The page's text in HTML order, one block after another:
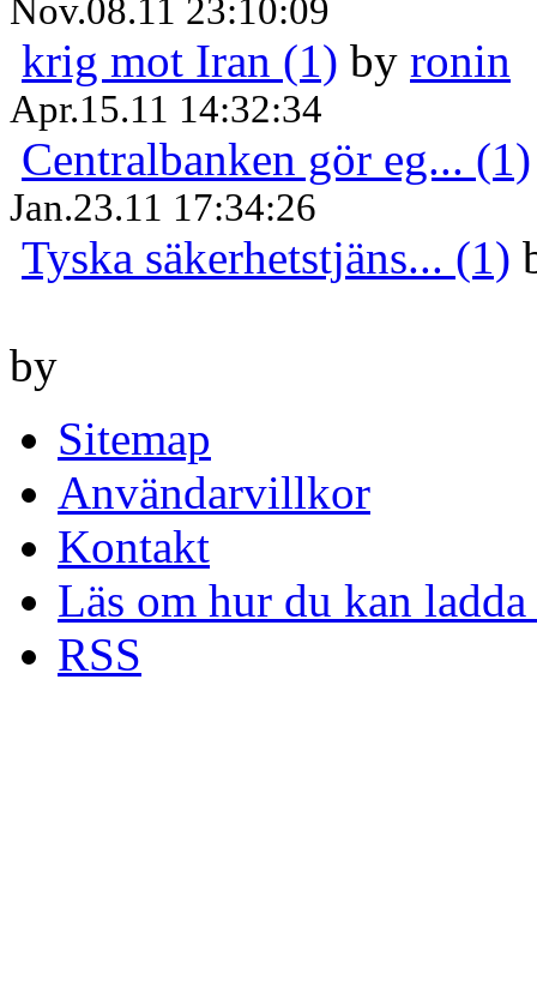
Nov.08.11 23:10:09
krig mot Iran (1) by ronin
Apr.15.11 14:32:34
Centralbanken gör eg... (1)
Jan.23.11 17:34:26
Tyska säkerhetstjäns... (1)
by
Sitemap
Användarvillkor
Kontakt
Läs om hur du kan
RSS